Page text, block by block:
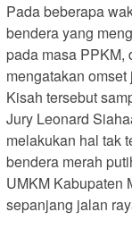
Pada beberapa
bendera yang
pada masa PPKM,
mengatakan
Kisah tersebut
Jury Leonard
melakukan hal tak
bendera merah
UMKM Kabupaten
sepanjang jalan